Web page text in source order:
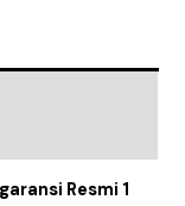
Resmi 1